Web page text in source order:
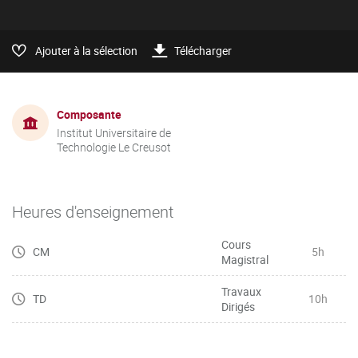
Ajouter à la sélection Télécharger
Composante
Institut Universitaire de
Technologie Le Creusot
Heures d'enseignement
CM
Cours
Magistral
5h
TD
Travaux
Dirigés
10h